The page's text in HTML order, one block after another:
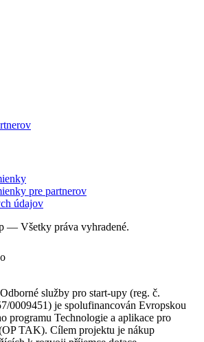
pre partnerov
údajov
— Všetky práva vyhradené.
služby pro start-upy (reg. č.
0009451) je spolufinancován Evropskou
programu Technologie a aplikace pro
TAK). Cílem projektu je nákup